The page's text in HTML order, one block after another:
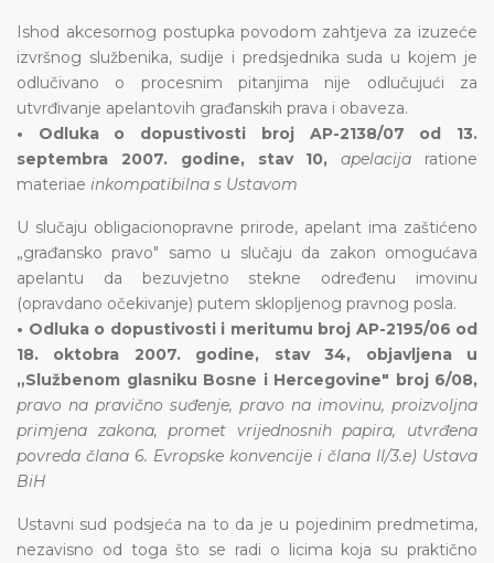
Ishod akcesornog postupka povodom zahtjeva za izuzeće
izvršnog službenika, sudije i predsjednika suda u kojem je
odlučivano o procesnim pitanjima nije odlučujući za
utvrđivanje apelantovih građanskih prava i obaveza.
• Odluka o dopustivosti broj AP-2138/07 od 13.
septembra 2007. godine, stav 10,apelacija ratione
materiae inkompatibilna s Ustavom
U slučaju obligacionopravne prirode, apelant ima zaštićeno
„građansko pravo" samo u slučaju da zakon omogućava
apelantu da bezuvjetno stekne određenu imovinu
(opravdano očekivanje) putem sklopljenog pravnog posla.
• Odluka o dopustivosti i meritumu broj AP-2195/06 od
18. oktobra 2007. godine, stav 34, objavljena u
„Službenom glasniku Bosne i Hercegovine" broj 6/08,
pravo na pravično suđenje, pravo na imovinu, proizvoljna
primjena zakona, promet vrijednosnih papira, utvrđena
povreda člana 6. Evropske konvencije i člana II/3.e) Ustava
BiH
Ustavni sud podsjeća na to da je u pojedinim predmetima,
nezavisno od toga što se radi o licima koja su praktično